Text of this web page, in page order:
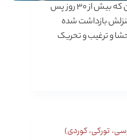
محمد صادقی بازیگر تئاتر و تلویزیون که بیش از ۳۰ روز پس
بازداشت شده
و ترغیب و تحریک